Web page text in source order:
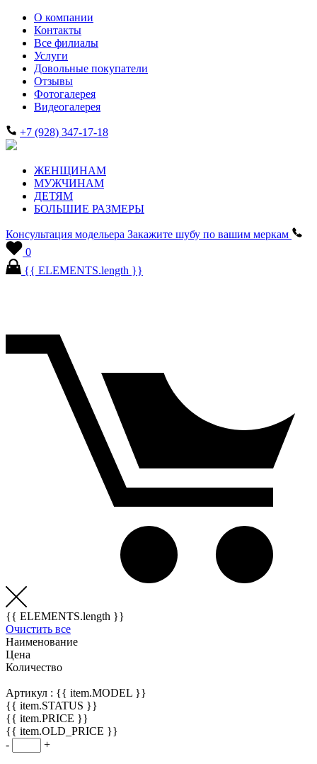
О компании
Контакты
Все филиалы
Услуги
Довольные покупатели
Отзывы
Фотогалерея
Видеогалерея
+7 (928) 347-17-18
ЖЕНЩИНАМ
МУЖЧИНАМ
ДЕТЯМ
БОЛЬШИЕ РАЗМЕРЫ
Консультация модельера Закажите шубу по вашим меркам
0
{{ ELEMENTS.length }}
{{ ELEMENTS.length }}
Очистить все
Наименование
Цена
Количество
Артикул : {{ item.MODEL }}
{{ item.STATUS }}
{{ item.PRICE }}
{{ item.OLD_PRICE }}
-
+